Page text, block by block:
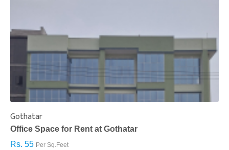
Gothatar
Office Space for Rent at Gothatar
Rs. 55 Per Sq.Feet